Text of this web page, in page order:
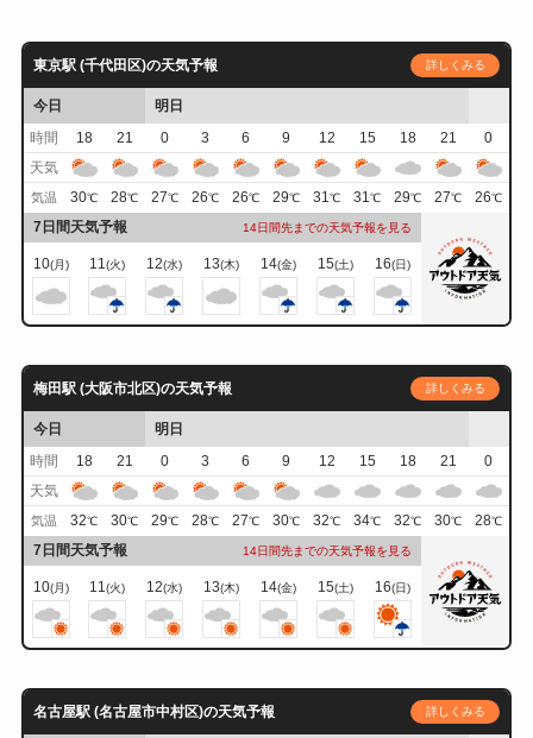
東京駅 (千代田区)の天気予報 詳しくみる
今日
明日
時間
18 21 0 3 6 9 12 15 18 21
0
天気
気温 30℃ 28℃ 27℃ 26℃ 26℃ 29℃ 31℃ 31℃ 29℃ 27℃ 26℃
7日間天気予報 14日間先までの天気予報を見る
10(月) 11(火) 12(水) 13(木) 14(金) 15(土) 16(日)
梅田駅 (大阪市北区)の天気予報 詳しくみる
今日
明日
時間
18 21 0 3 6 9 12 15 18 21
0
天気
気温 32℃ 30℃ 29℃ 28℃ 27℃ 30℃ 32℃ 34℃ 32℃ 30℃ 28℃
7日間天気予報 14日間先までの天気予報を見る
10(月) 11(火) 12(水) 13(木) 14(金) 15(土) 16(日)
名古屋駅 (名古屋市中村区)の天気予報 詳しくみる